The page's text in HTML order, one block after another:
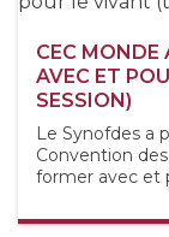
CEC MONDE
AVEC ET
SESSION)
Le Synofdes a
Convention
former avec et